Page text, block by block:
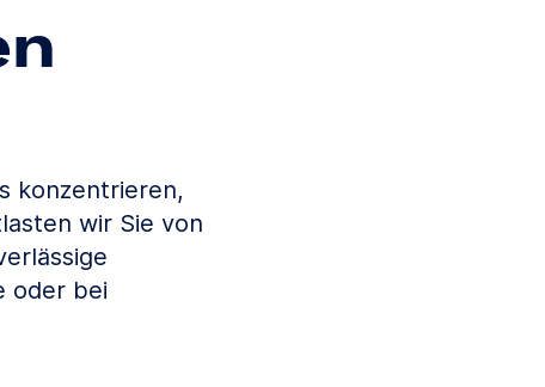
konzentrieren,
wir Sie von
oder bei